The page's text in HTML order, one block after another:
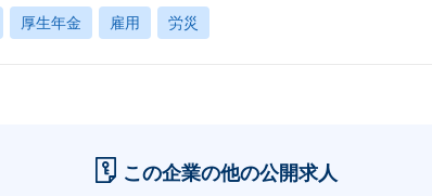
厚生年金 雇用 労災
この企業の他の公開求人